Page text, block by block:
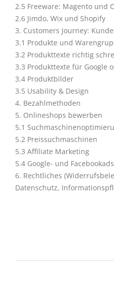
2.5 Freeware: Magento und
2.6 Jimdo, Wix und Shopify
3. Customers Journey:
3.1 Produkte und
3.2 Produkttexte richtig
3.3 Produkttexte für Google
3.4 Produktbilder
3.5 Usability & Design
4. Bezahlmethoden
5. Onlineshops bewerben
5.1
5.2 Preissuchmaschinen
5.3 Affiliate Marketing
5.4 Google- und Facebookads
6. Rechtliches
Datenschutz,